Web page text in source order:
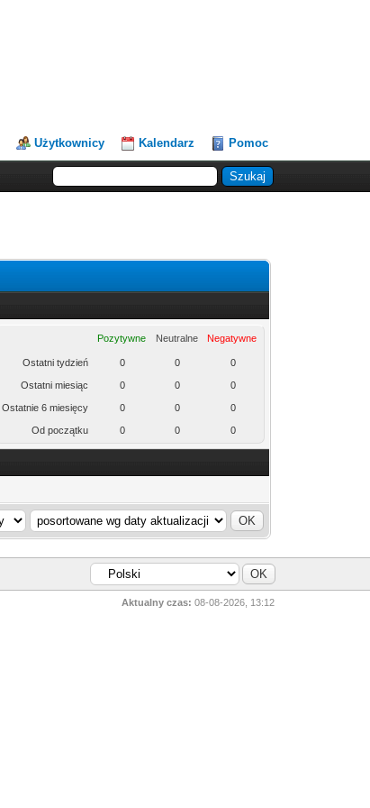
Użytkownicy Kalendarz Pomoc
Pozytywne Neutralne Negatywne
Ostatni tydzień 0 0 0
Ostatni miesiąc 0 0 0
Ostatnie 6 miesięcy 0 0 0
Od początku 0 0 0
Aktualny czas: 08-08-2026, 13:12